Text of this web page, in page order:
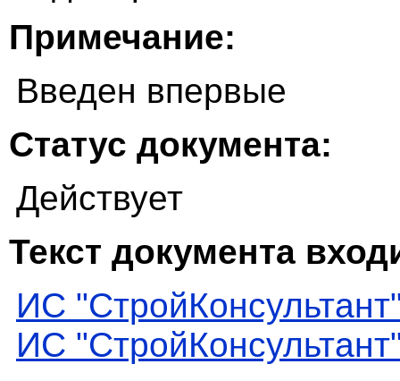
Примечание:
Введен впервые
Статус документа:
Действует
Текст документа
ИС
ИС